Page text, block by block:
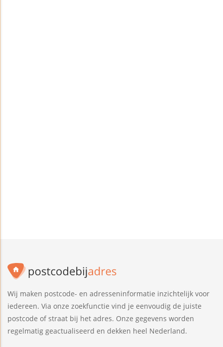
Wij maken postcode- en adresseninformatie inzichtelijk voor
iedereen. Via onze zoekfunctie vind je eenvoudig de juiste
postcode of straat bij het adres. Onze gegevens worden
regelmatig geactualiseerd en dekken heel Nederland.